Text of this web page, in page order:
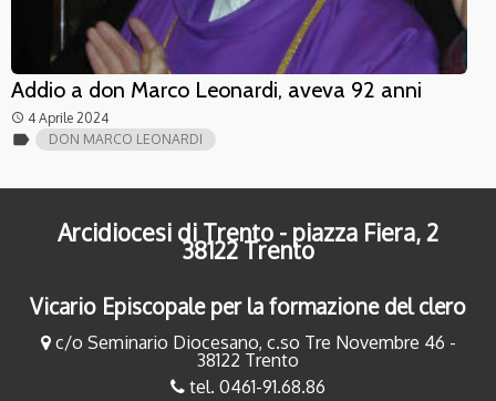
Addio a don Marco Leonardi, aveva 92 anni
access_time 4 Aprile 2024
label DON MARCO LEONARDI
Arcidiocesi di Trento - piazza Fiera, 2
38122 Trento
Vicario Episcopale per la formazione del clero
c/o Seminario Diocesano, c.so Tre Novembre 46 -
38122 Trento
tel. 0461-91.68.86